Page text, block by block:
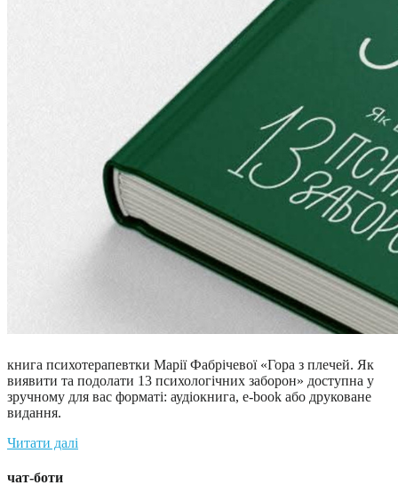
книга психотерапевтки Марії Фабрічевої «Гора з плечей. Як
виявити та подолати 13 психологічних заборон» доступна у
зручному для вас форматі: аудіокнига, e-book або друковане
видання.
Читати далі
чат-боти